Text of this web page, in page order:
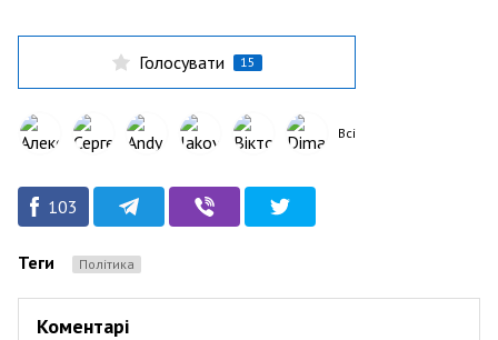
Голосувати 15
Всі
103
Теги Політика
Коментарі